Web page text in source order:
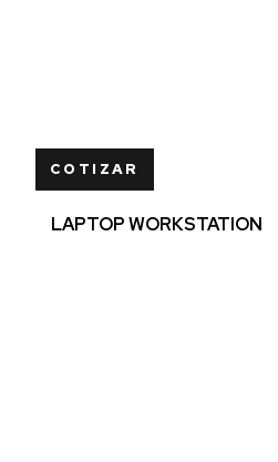
COTIZAR
LAPTOP WORKSTATION